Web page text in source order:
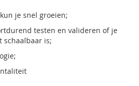
je snel groeien;
testen en valideren of je
schaalbaar is;